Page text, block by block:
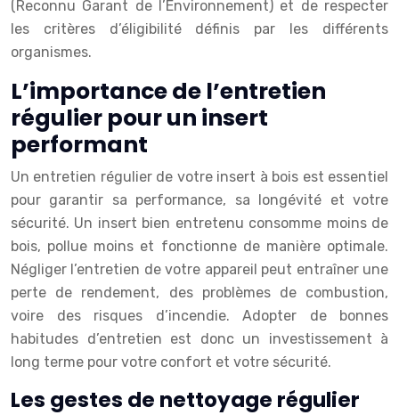
(Reconnu Garant de l’Environnement) et de respecter
les critères d’éligibilité définis par les différents
organismes.
L’importance de l’entretien
régulier pour un insert
performant
Un entretien régulier de votre insert à bois est essentiel
pour garantir sa performance, sa longévité et votre
sécurité. Un insert bien entretenu consomme moins de
bois, pollue moins et fonctionne de manière optimale.
Négliger l’entretien de votre appareil peut entraîner une
perte de rendement, des problèmes de combustion,
voire des risques d’incendie. Adopter de bonnes
habitudes d’entretien est donc un investissement à
long terme pour votre confort et votre sécurité.
Les gestes de nettoyage régulier